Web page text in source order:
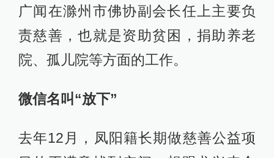
广闻在滁州市佛协副会长任上主要负
责慈善，也就是资助贫困，捐助养老
院、孤儿院等方面的工作。
微信名叫“放下”
去年12月，凤阳籍长期做慈善公益项